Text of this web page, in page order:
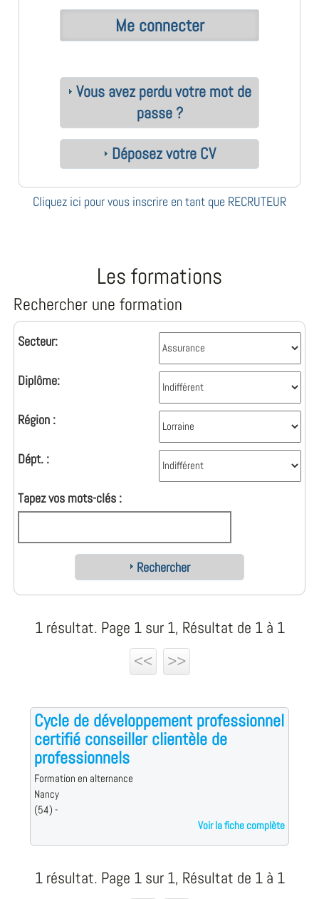
Vous avez perdu votre mot de
passe ?
Déposez votre CV
Cliquez ici pour vous inscrire en tant que RECRUTEUR
Les formations
Rechercher une formation
Secteur:
Diplôme:
Région :
Dépt. :
Tapez vos mots-clés :
Rechercher
1 résultat. Page 1 sur 1, Résultat de 1 à 1
<<
>>
Cycle de développement professionnel
certifié conseiller clientèle de
professionnels
Formation en alternance
Nancy
(54) -
Voir la fiche complète
1 résultat. Page 1 sur 1, Résultat de 1 à 1